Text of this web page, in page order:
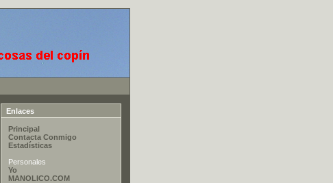
Enlaces
Principal
Contacta Conmigo
Estadísticas
Personales
Yo
MANOLICO.COM